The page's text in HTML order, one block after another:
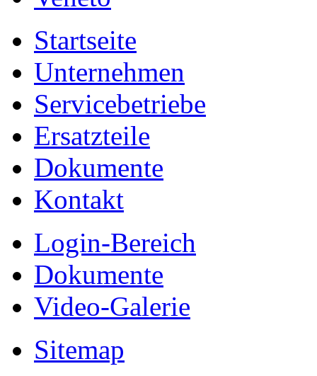
Startseite
Unternehmen
Servicebetriebe
Ersatzteile
Dokumente
Kontakt
Login-Bereich
Dokumente
Video-Galerie
Sitemap